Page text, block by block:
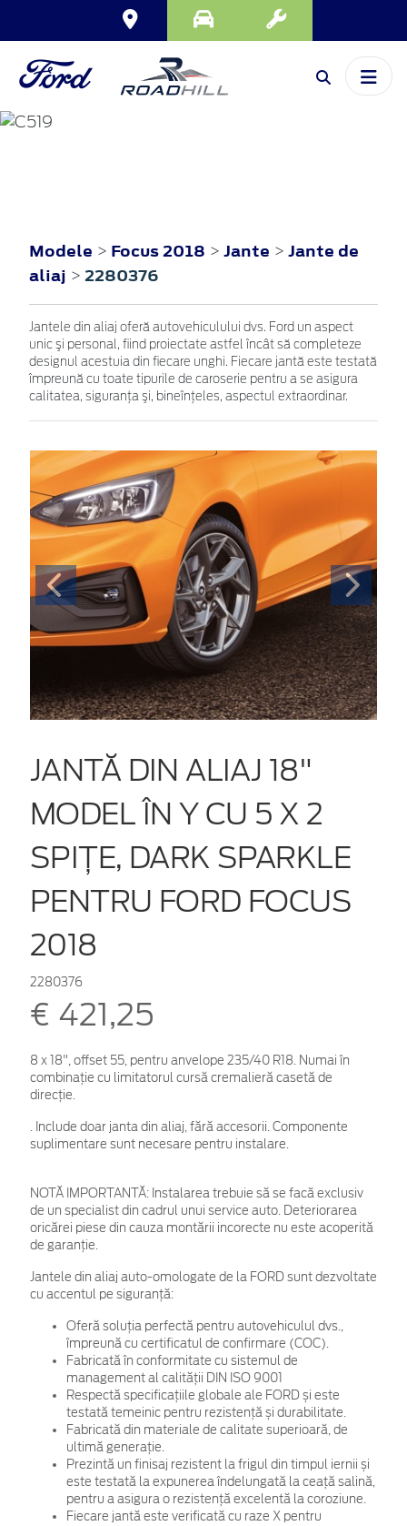
Modele > Focus 2018 > Jante > Jante de
aliaj > 2280376
Jantele din aliaj oferă autovehiculului dvs. Ford un aspect
unic şi personal, fiind proiectate astfel încât să completeze
designul acestuia din fiecare unghi. Fiecare jantă este testată
împreună cu toate tipurile de caroserie pentru a se asigura
calitatea, siguranţa şi, bineînţeles, aspectul extraordinar.
JANTĂ DIN ALIAJ 18"
MODEL ÎN Y CU 5 X 2
SPIȚE, DARK SPARKLE
PENTRU FORD FOCUS
2018
2280376
€ 421,25
8 x 18", offset 55, pentru anvelope 235/40 R18. Numai în
combinaţie cu limitatorul cursă cremalieră casetă de
direcție.
. Include doar janta din aliaj, fără accesorii. Componente
suplimentare sunt necesare pentru instalare.
NOTĂ IMPORTANTĂ: Instalarea trebuie să se facă exclusiv
de un specialist din cadrul unui service auto. Deteriorarea
oricărei piese din cauza montării incorecte nu este acoperită
de garanţie.
Jantele din aliaj auto-omologate de la FORD sunt dezvoltate
cu accentul pe siguranță:
Oferă soluția perfectă pentru autovehiculul dvs.,
împreună cu certificatul de confirmare (COC).
Fabricată în conformitate cu sistemul de
management al calității DIN ISO 9001
Respectă specificațiile globale ale FORD și este
testată temeinic pentru rezistență și durabilitate.
Fabricată din materiale de calitate superioară, de
ultimă generație.
Prezintă un finisaj rezistent la frigul din timpul iernii și
este testată la expunerea îndelungată la ceață salină,
pentru a asigura o rezistență excelentă la coroziune.
Fiecare jantă este verificată cu raze X pentru